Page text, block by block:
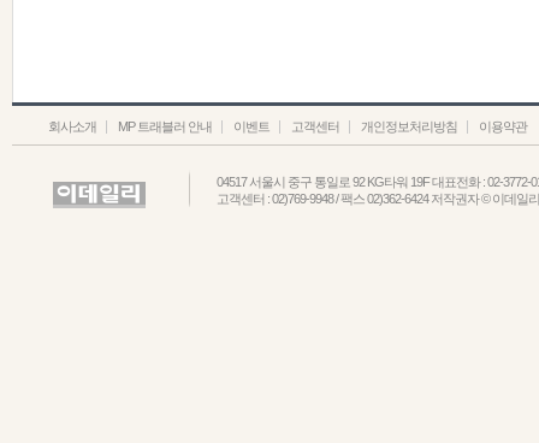
회사소개 MP 트래블러 안내 이벤트 고객센터 개인정보처리방침 이용약관
04517 서울시 중구 통일로 92 KG타워 19F 대표전화 : 02-3772-
고객센터 : 02)769-9948 / 팩스 02)362-6424 저작권자 © 이데